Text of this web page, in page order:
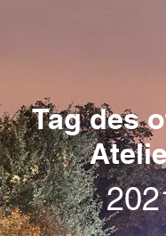
Tag des